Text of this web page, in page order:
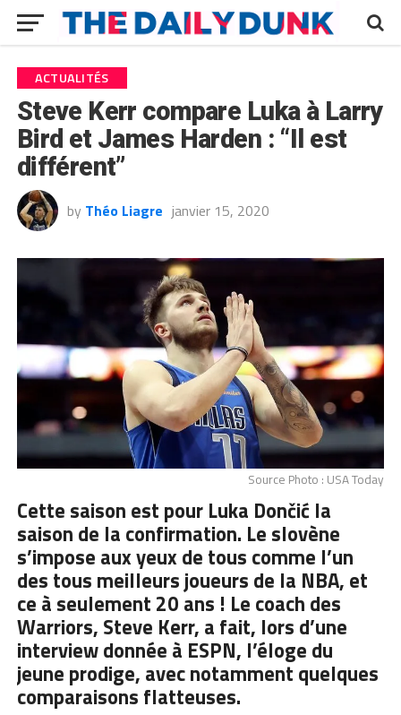
ACTUALITÉS
Steve Kerr compare Luka à Larry
Bird et James Harden : “Il est
différent”
by Théo Liagre janvier 15, 2020
Source Photo : USA Today
Cette saison est pour Luka Dončić la
saison de la confirmation. Le slovène
s’impose aux yeux de tous comme l’un
des tous meilleurs joueurs de la NBA, et
ce à seulement 20 ans ! Le coach des
Warriors, Steve Kerr, a fait, lors d’une
interview donnée à ESPN, l’éloge du
jeune prodige, avec notamment quelques
comparaisons flatteuses.